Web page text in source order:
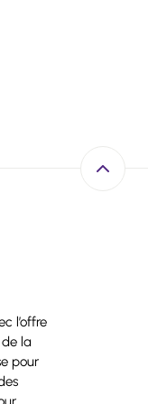
l’offre
la
pour
Retour